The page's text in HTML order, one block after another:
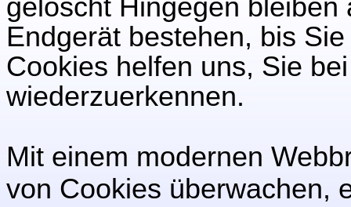
gelöscht Hingegen
Endgerät bestehen, bis
Cookies helfen uns, Sie
wiederzuerkennen.
Mit einem modernen
von Cookies überwachen,